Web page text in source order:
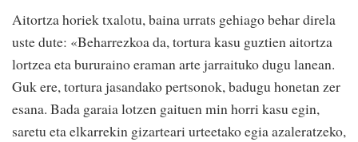
Aitortza horiek txalotu, baina urrats gehiago behar direla
uste dute: «Beharrezkoa da, tortura kasu guztien aitortza
lortzea eta bururaino eraman arte jarraituko dugu lanean.
Guk ere, tortura jasandako pertsonok, badugu honetan zer
esana. Bada garaia lotzen gaituen min horri kasu egin,
saretu eta elkarrekin gizarteari urteetako egia azaleratzeko,